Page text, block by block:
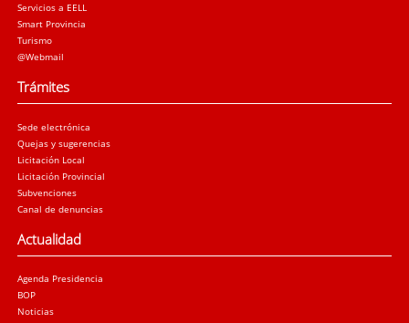
Servicios a EELL
Smart Provincia
Turismo
@Webmail
Trámites
Sede electrónica
Quejas y sugerencias
Licitación Local
Licitación Provincial
Subvenciones
Canal de denuncias
Actualidad
Agenda Presidencia
BOP
Noticias